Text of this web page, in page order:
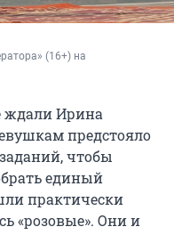
(16+) на
ждали Ирина
предстояло
чтобы
единый
практически
«розовые». Они и